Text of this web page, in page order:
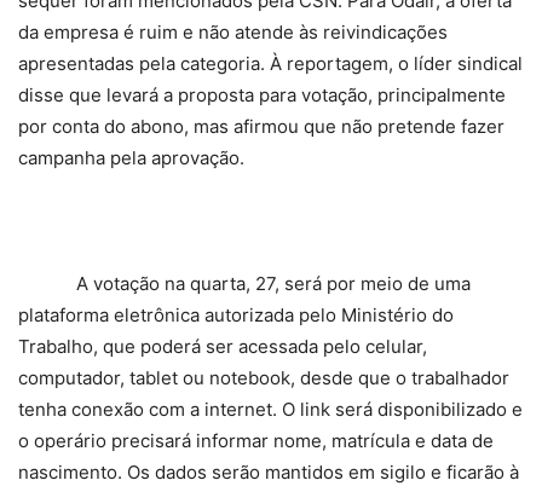
da empresa é ruim e não atende às reivindicações
apresentadas pela categoria. À reportagem, o líder sindical
disse que levará a proposta para votação, principalmente
por conta do abono, mas afirmou que não pretende fazer
campanha pela aprovação.
A votação na quarta, 27, será por meio de uma
plataforma eletrônica autorizada pelo Ministério do
Trabalho, que poderá ser acessada pelo celular,
computador, tablet ou notebook, desde que o trabalhador
tenha conexão com a internet. O link será disponibilizado e
o operário precisará informar nome, matrícula e data de
nascimento. Os dados serão mantidos em sigilo e ficarão à